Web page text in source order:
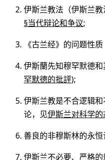
伊斯兰教法（伊斯兰
§当代辩论和争议;
《古兰经》的问题性
伊斯蘭先知穆罕默德
罕默德的批評);
伊斯兰教是不合逻辑
论，见伊斯兰对科学
善良的非穆斯林的永
伊斯兰不必要、严格